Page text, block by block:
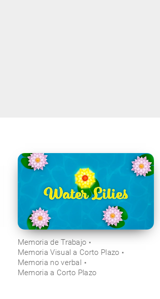
Memoria de Trabajo
Memoria Visual a Corto Plazo
Memoria no verbal
Memoria a Corto Plazo